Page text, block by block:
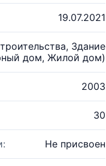
19.07.2021
Здание
дом, Жилой дом)
2003
30
Не присвоен